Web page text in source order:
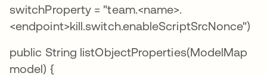
switchProperty = "team.<name>.
<endpoint>kill.switch.enableScriptSrcNonce")
public String listObjectProperties(ModelMap
model) {